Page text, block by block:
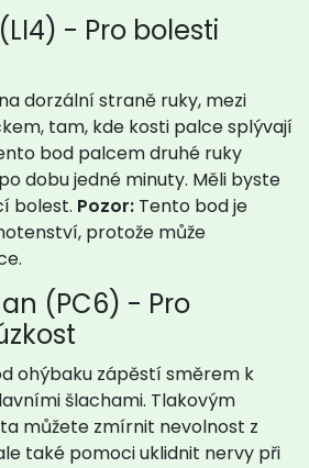
- Pro bolesti
dorzální straně ruky, mezi
tam, kde kosti palce splývají
bod palcem druhé ruky
dobu jedné minuty. Měli byste
bolest. Pozor: Tento bod je
protože může
(PC6) - Pro
ohýbaku zápěstí směrem k
šlachami. Tlakovým
můžete zmírnit nevolnost z
také pomoci uklidnit nervy při